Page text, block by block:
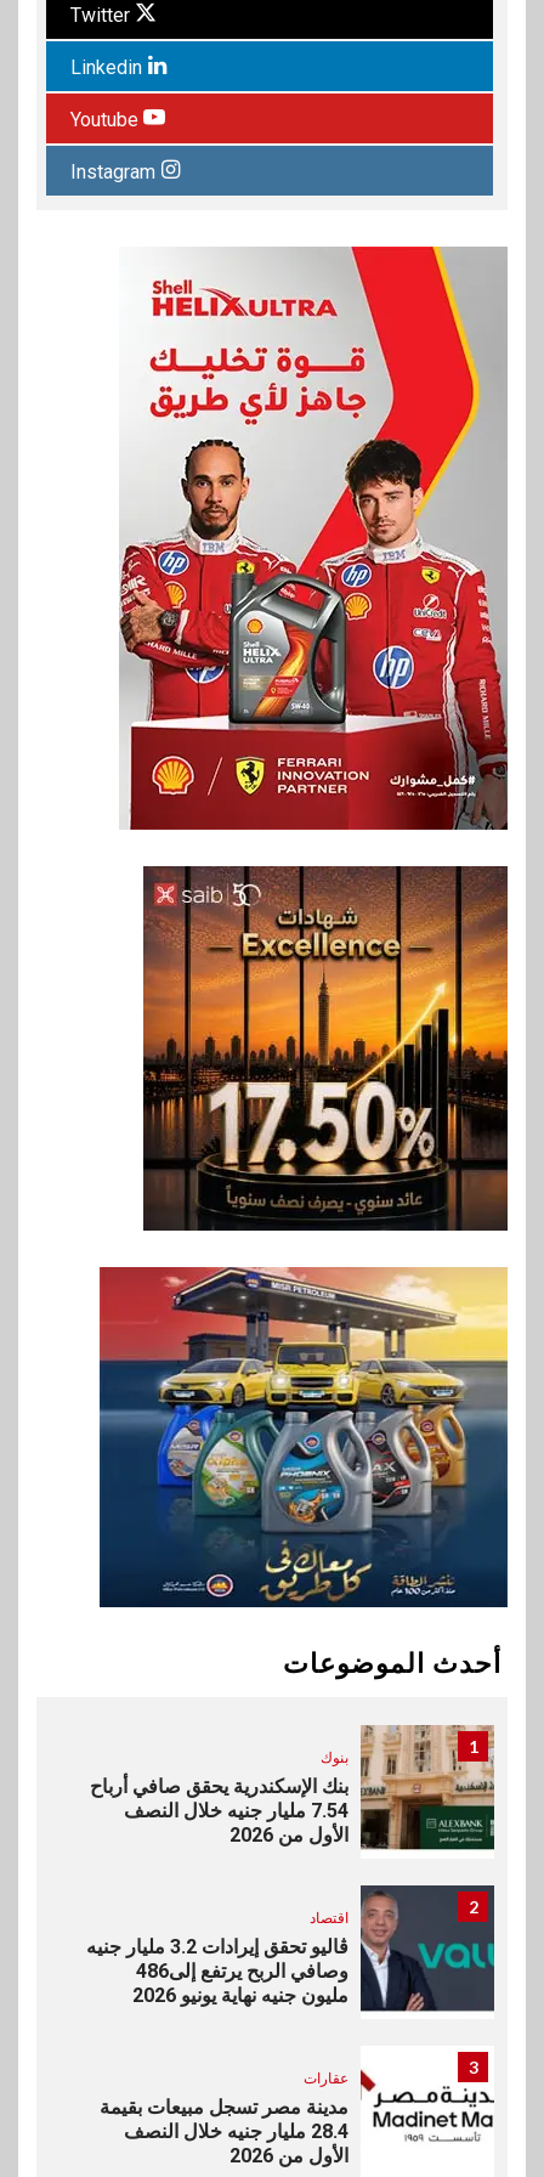
Twitter
Linkedin
Youtube
Instagram
أحدث الموضوعات
6
اخبار
حماقي يشعل سعادة ساحل في
رأس الحكمة.. وبوسي مفاجأة
الحفل
7
اقتصاد
وزيرا التخطيط والبترول يبحثان
جهود تحقيق أمن الطاقة
ارتفاع أسعار النفط مع تصاعد
المخاوف بشأن مستقبل الملاحة
في مضيق هرمز
9 بنوك
البنك الزراعي يكرم موظفيه
المتميزين بعد تحقيق نتائج قياسية
بالقروض الشخصية خلال الربع
الأول 2026
بنوك
يورو صافي ربح في النصف الأول
2026
1
بنوك
بنك الإسكندرية يحقق صافي أرباح
7.54 مليار جنيه خلال النصف
الأول من 2026
2
اقتصاد
ڤاليو تحقق إيرادات 3.2 مليار جنيه
وصافي الربح يرتفع إلى486
مليون جنيه نهاية يونيو 2026
3
عقارات
مدينة مصر تسجل مبيعات بقيمة
28.4 مليار جنيه خلال النصف
الأول من 2026